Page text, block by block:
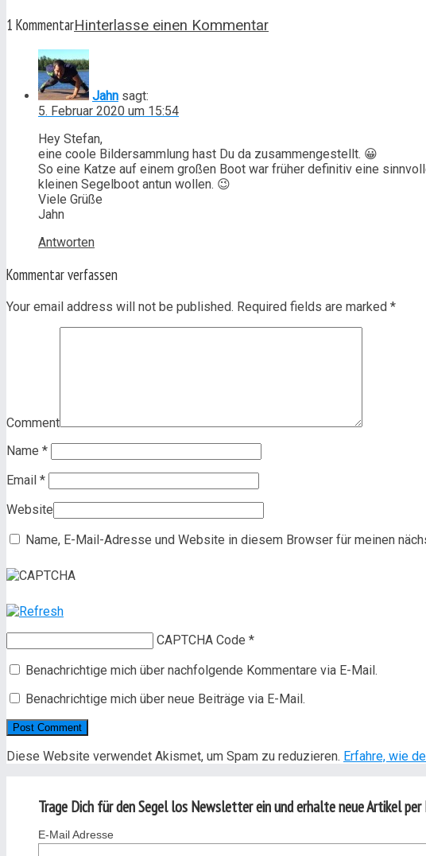
1 KommentarHinterlasse einen Kommentar
Jahn sagt:
5. Februar 2020 um 15:54
Hey Stefan,
eine coole Bildersammlung hast Du da zusammengestellt. 😀
So eine Katze auf einem großen Boot war früher definitiv eine
kleinen Segelboot antun wollen. 😉
Viele Grüße
Jahn
Antworten
Kommentar verfassen
Your email address will not be published. Required fields are marked *
Comment
Name *
Email *
Website
Name, E-Mail-Adresse und Website in diesem Browser für meinen
CAPTCHA Code *
Benachrichtige mich über nachfolgende Kommentare via E-Mail.
Benachrichtige mich über neue Beiträge via E-Mail.
Diese Website verwendet Akismet, um Spam zu reduzieren. Erfahre, wie
Trage Dich für den Segel los Newsletter ein und erhalte neue Artikel per
E-Mail Adresse